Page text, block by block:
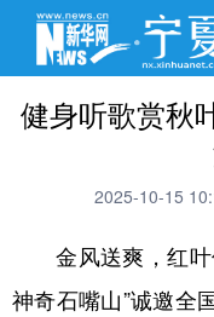
健身听歌赏秋
2025-10-15
金风送爽，红叶
神奇石嘴山”诚邀全